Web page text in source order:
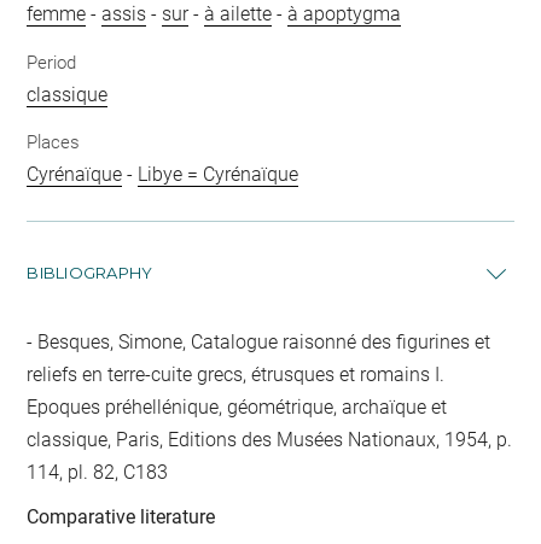
femme -assis - sur-à ailette -à apoptygma
Period
classique
Places
Cyrénaïque - Libye = Cyrénaïque
BIBLIOGRAPHY
Besques, Simone, Catalogue raisonné des figurines et
reliefs en terre-cuite grecs, étrusques et romains I.
Epoques préhellénique, géométrique, archaïque et
classique, Paris, Editions des Musées Nationaux, 1954, p.
114, pl. 82, C183
Comparative literature